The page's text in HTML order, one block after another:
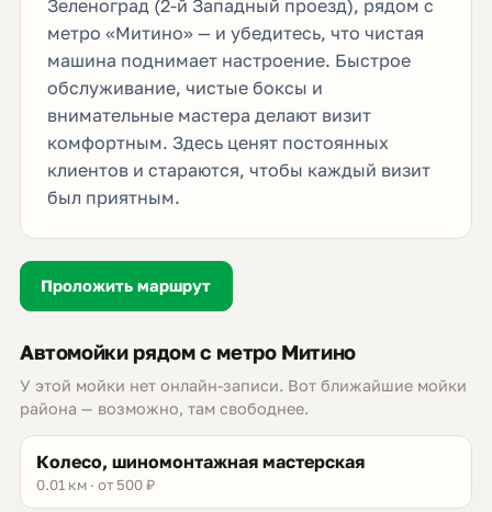
Зеленоград (2-й Западный проезд), рядом с
метро «Митино» — и убедитесь, что чистая
машина поднимает настроение. Быстрое
обслуживание, чистые боксы и
внимательные мастера делают визит
комфортным. Здесь ценят постоянных
клиентов и стараются, чтобы каждый визит
был приятным.
Проложить маршрут
Автомойки рядом с метро Митино
У этой мойки нет онлайн-записи. Вот ближайшие мойки
района — возможно, там свободнее.
Колесо, шиномонтажная мастерская
0.01 км · от 500 ₽